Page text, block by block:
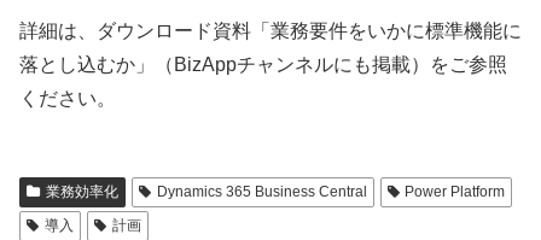
詳細は、ダウンロード資料「業務要件をいかに標準機能に
落とし込むか」（BizAppチャンネルにも掲載）をご参照
ください。
業務効率化 Dynamics 365 Business Central
Power Platform
導入
計画